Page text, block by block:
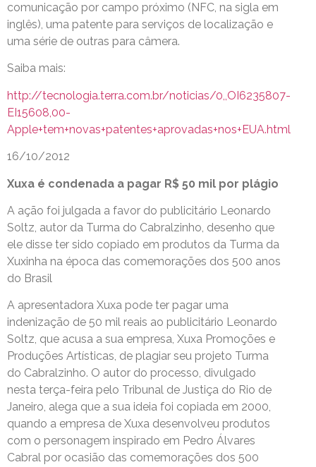
comunicação por campo próximo (NFC, na sigla em
inglês), uma patente para serviços de localização e
uma série de outras para câmera.
Saiba mais:
http://tecnologia.terra.com.br/noticias/0,,OI6235807-
EI15608,00-
Apple+tem+novas+patentes+aprovadas+nos+EUA.html
16/10/2012
Xuxa é condenada a pagar R$ 50 mil por plágio
A ação foi julgada a favor do publicitário Leonardo
Soltz, autor da Turma do Cabralzinho, desenho que
ele disse ter sido copiado em produtos da Turma da
Xuxinha na época das comemorações dos 500 anos
do Brasil
A apresentadora Xuxa pode ter pagar uma
indenização de 50 mil reais ao publicitário Leonardo
Soltz, que acusa a sua empresa, Xuxa Promoções e
Produções Artísticas, de plagiar seu projeto Turma
do Cabralzinho. O autor do processo, divulgado
nesta terça-feira pelo Tribunal de Justiça do Rio de
Janeiro, alega que a sua ideia foi copiada em 2000,
quando a empresa de Xuxa desenvolveu produtos
com o personagem inspirado em Pedro Álvares
Cabral por ocasião das comemorações dos 500